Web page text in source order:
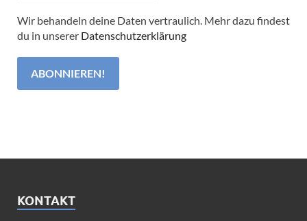
Wir behandeln deine Daten vertraulich. Mehr dazu findest
du in unserer Datenschutzerklärung
KONTAKT